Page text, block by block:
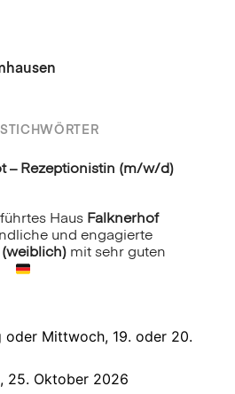
– Rezeptionistin (m/w/d)
Haus Falknerhof
und engagierte
mit sehr guten
oder Mittwoch, 19. oder 20.
25. Oktober 2026